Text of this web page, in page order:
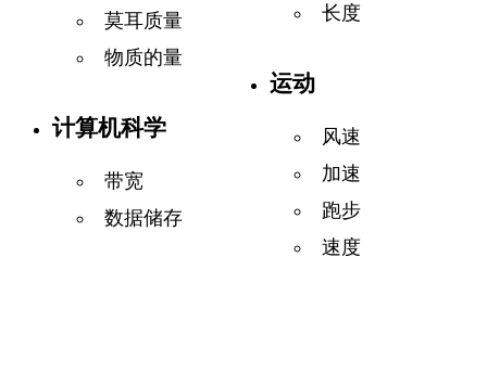
莫耳质量
物质的量
计算机科学
带宽
数据储存
长度
运动
风速
加速
跑步
速度